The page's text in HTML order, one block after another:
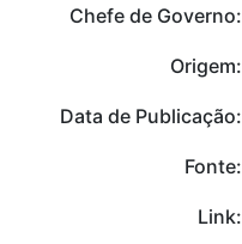
Chefe de Governo:
Origem:
Data de Publicação:
Fonte:
Link: